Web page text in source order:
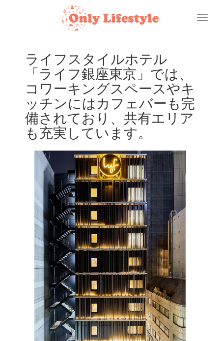
Toggle
ライフスタイルホテル
「ライフ銀座東京」では、
コワーキングスペースやキ
ッチンにはカフェバーも完
備されており、共有エリア
も充実しています。